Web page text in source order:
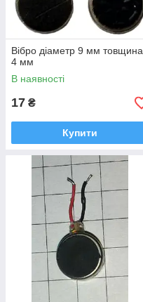
Вібро діаметр 9 мм товщина
4 мм
В наявності
17 ₴
Купити